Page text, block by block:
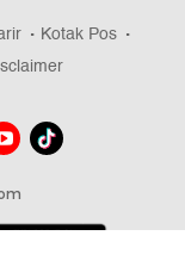
Kotak Pos